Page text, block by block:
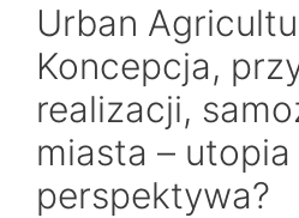
Urban
Koncepcja,
realizacji,
miasta –
perspektywa?